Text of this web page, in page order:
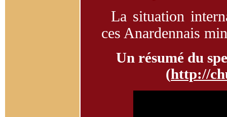
La situation
ces Anardennais
Un résumé du
(http://